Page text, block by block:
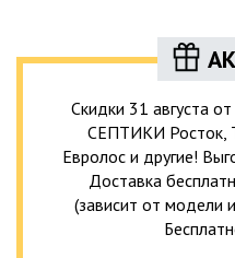
Скидки 31 августа
СЕПТИКИ Росток,
Евролос и другие!
Доставка
(зависит от модели